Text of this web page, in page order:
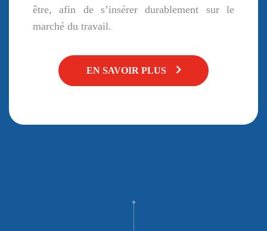
être, afin de s’insérer durablement sur le
marché du travail.
EN SAVOIR PLUS